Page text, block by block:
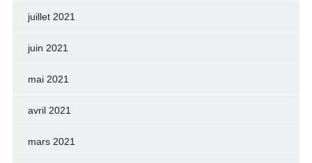
juillet 2021
juin 2021
mai 2021
avril 2021
mars 2021